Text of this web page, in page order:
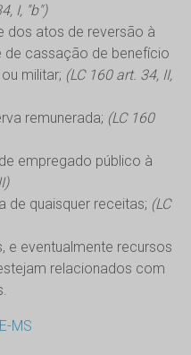
I, "b")
dos atos de reversão à
cassação de benefício
militar; (LC 160 art. 34, II,
remunerada; (LC 160
empregado público à
de quaisquer receitas; (LC
e eventualmente recursos
relacionados com
MS